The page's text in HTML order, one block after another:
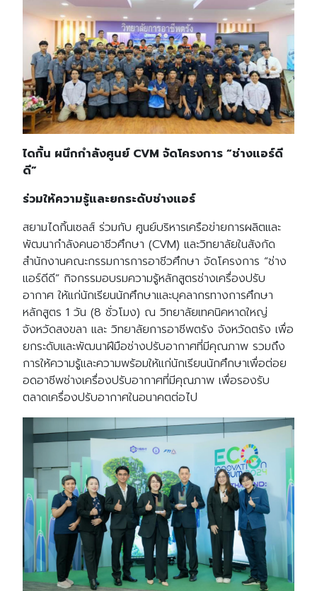
ไดกิ้น ผนึกกำลังศูนย์ CVM จัดโครงการ “ช่างแอร์ดี
ดี”
ร่วมให้ความรู้และยกระดับช่างแอร์
สยามไดกิ้นเซลส์ ร่วมกับ ศูนย์บริหารเครือข่ายการผลิตและ
พัฒนากำลังคนอาชีวศึกษา (CVM) และวิทยาลัยในสังกัด
สำนักงานคณะกรรมการการอาชีวศึกษา จัดโครงการ “ช่าง
แอร์ดีดี” กิจกรรมอบรมความรู้หลักสูตรช่างเครื่องปรับ
อากาศ ให้แก่นักเรียนนักศึกษาและบุคลากรทางการศึกษา
หลักสูตร 1 วัน (8 ชั่วโมง) ณ วิทยาลัยเทคนิคหาดใหญ่
จังหวัดสงขลา และ วิทยาลัยการอาชีพตรัง จังหวัดตรัง เพื่อ
ยกระดับและพัฒนาฝีมือช่างปรับอากาศที่มีคุณภาพ รวมถึง
การให้ความรู้และความพร้อมให้แก่นักเรียนนักศึกษาเพื่อต่อย
อดอาชีพช่างเครื่องปรับอากาศที่มีคุณภาพ เพื่อรองรับ
ตลาดเครื่องปรับอากาศในอนาคตต่อไป